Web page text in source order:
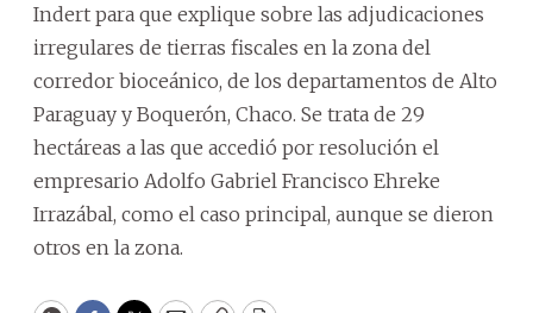
Indert para que explique sobre las adjudicaciones
irregulares de tierras fiscales en la zona del
corredor bioceánico, de los departamentos de Alto
Paraguay y Boquerón, Chaco. Se trata de 29
hectáreas a las que accedió por resolución el
empresario Adolfo Gabriel Francisco Ehreke
Irrazábal, como el caso principal, aunque se dieron
otros en la zona.